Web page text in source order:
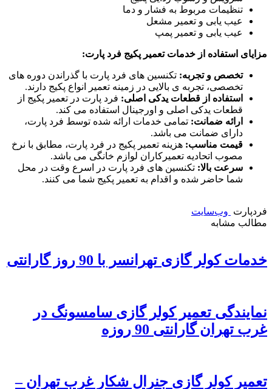
تنظیمات مربوط به فشار و دما
عیب یابی و تعمیر مشعل
عیب یابی و تعمیر پمپ
مزایای استفاده از خدمات تعمیر پکیج فرد پارت:
تخصص و تجربه: تکنسین های فرد پارت با گذراندن دوره های
تخصصی، تجربه ی بالایی در زمینه تعمیر انواع پکیج دارند.
استفاده از قطعات یدکی اصلی: فرد پارت در تعمیر پکیج از
قطعات یدکی اصلی و اورجینال استفاده می کند.
ارائه ضمانت: تمامی خدمات ارائه شده توسط فرد پارت،
دارای ضمانت می باشد.
قیمت مناسب: هزینه تعمیر پکیج در فرد پارت، مطابق با نرخ
مصوب اتحادیه تعمیرکاران لوازم خانگی می باشد.
سرعت بالا: تکنسین های فرد پارت در اسرع وقت در محل
شما حاضر شده و اقدام به تعمیر پکیج شما می کنند.
فردپارت وب‌سایت
مطالب مشابه
خدمات کولر گازی تهرانسر با 90 روز گارانتی
نمایندگی تعمیر کولر گازی سامسونگ در
غرب تهران گارانتی 90 روزه
تعمیر کولر گازی جنرال شکار غرب تهران –